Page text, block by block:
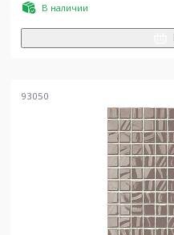
В наличии
93050